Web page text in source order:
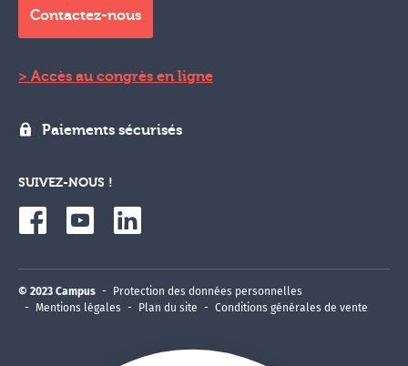
Contactez-nous
Accès au congrès en ligne
Paiements sécurisés
SUIVEZ-NOUS !
© 2023 Campus
Protection des données personnelles
Mentions légales
Plan du site Conditions générales de vente